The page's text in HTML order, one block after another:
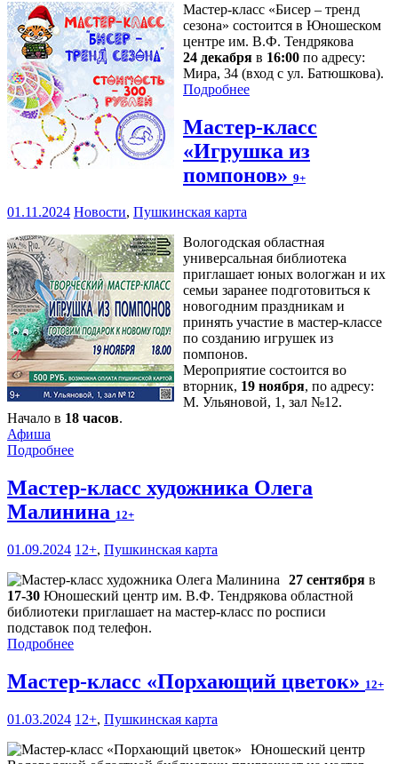
Мастер-класс «Бисер – тренд
сезона» состоится в Юношеском
центре им. В.Ф. Тендрякова
24 декабря в 16:00 по адресу:
Мира, 34 (вход с ул. Батюшкова).
Подробнее
Мастер-класс
«Игрушка из
помпонов» 9+
01.11.2024 Новости, Пушкинская карта
Вологодская областная
универсальная библиотека
приглашает юных вологжан и их
семьи заранее подготовиться к
новогодним праздникам и
принять участие в мастер-классе
по созданию игрушек из
помпонов.
Мероприятие состоится во
вторник, 19 ноября, по адресу:
М. Ульяновой, 1, зал №12.
Начало в 18 часов.
Афиша
Подробнее
Мастер-класс художника Олега
Малинина 12+
01.09.2024 12+, Пушкинская карта
27 сентября в
17-30 Юношеский центр им. В.Ф. Тендрякова областной
библиотеки приглашает на мастер-класс по росписи
подставок под телефон.
Подробнее
Мастер-класс «Порхающий цветок» 12+
01.03.2024 12+, Пушкинская карта
Юношеский центр